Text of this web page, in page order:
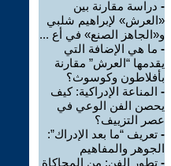
- دراسة مقارنة بين
«العرش» لإبراهيم شلبي
و«الجاهز الصنع» في أع ...
- ما هي الإضافة التي
يقدمها “العرش” مقارنة
بأفلاطون وكوسوث؟
- المناعة الإدراكية: كيف
يحصن الفن الوعي في
عصر التزييف؟
- تعريف “ما بعد الإدراك”:
الجوهر والمفاهيم
- تطور الفن: من المحاكاة